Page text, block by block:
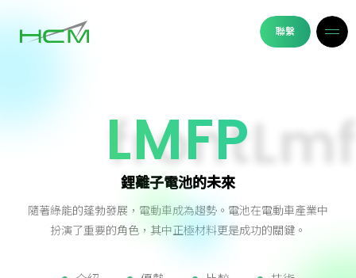
聯繫
LMFP
鋰離子電池的未來
隨著綠能的蓬勃發展，電動車成為趨勢。電池在電動車產業中
扮演了重要的角色，其中正極材料更是成功的關鍵。